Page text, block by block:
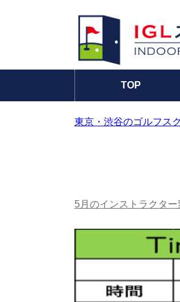
TOP
東京・渋谷のゴルフス
5月のインストラクタ